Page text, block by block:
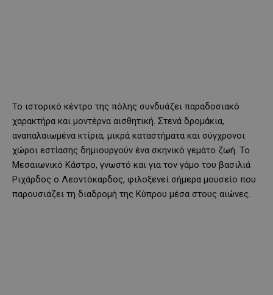
Το ιστορικό κέντρο της πόλης συνδυάζει παραδοσιακό
χαρακτήρα και μοντέρνα αισθητική. Στενά δρομάκια,
αναπαλαιωμένα κτίρια, μικρά καταστήματα και σύγχρονοι
χώροι εστίασης δημιουργούν ένα σκηνικό γεμάτο ζωή. Το
Μεσαιωνικό Κάστρο, γνωστό και για τον γάμο του βασιλιά
Ριχάρδος ο Λεοντόκαρδος, φιλοξενεί σήμερα μουσείο που
παρουσιάζει τη διαδρομή της Κύπρου μέσα στους αιώνες.